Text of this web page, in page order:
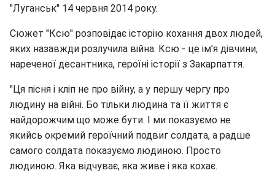
"Луганськ" 14 червня 2014 року.
Сюжет "Ксю" розповідає історію кохання двох людей,
яких назавжди розлучила війна. Ксю - це ім'я дівчини,
нареченої десантника, героїні історії з Закарпаття.
"Ця пісня і кліп не про війну, а у першу чергу про
людину на війні. Бо тільки людина та її життя є
найдорожчим що може бути. І ми показуємо не
якийсь окремий героїчний подвиг солдата, а радше
самого солдата показуємо людиною. Просто
людиною. Яка відчуває, яка живе і яка кохає.